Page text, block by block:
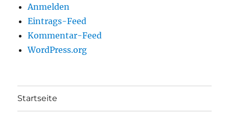
Anmelden
Eintrags-Feed
Kommentar-Feed
WordPress.org
Startseite